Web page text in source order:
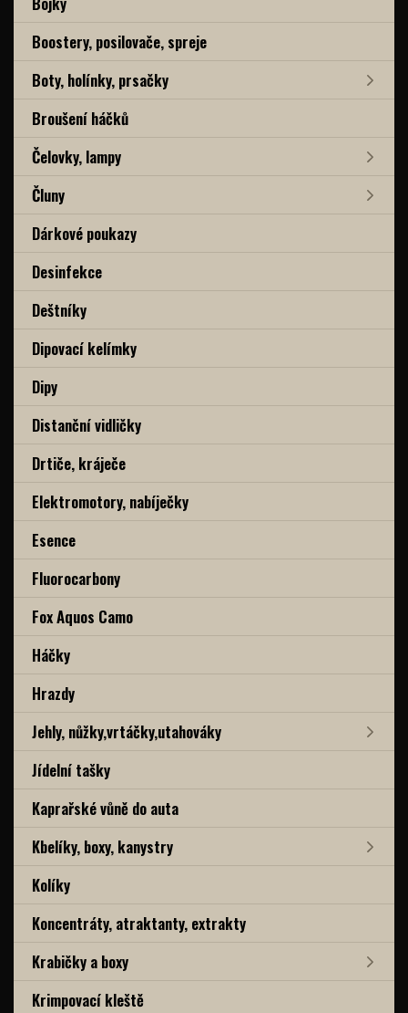
Boostery, posilovače, spreje
Boty, holínky, prsačky
Broušení háčků
Čelovky, lampy
Čluny
Dárkové poukazy
Desinfekce
Deštníky
Dipovací kelímky
Dipy
Distanční vidličky
Drtiče, kráječe
Elektromotory, nabíječky
Esence
Fluorocarbony
Fox Aquos Camo
Háčky
Hrazdy
Jehly, nůžky,vrtáčky,utahováky
Jídelní tašky
Kaprařské vůně do auta
Kbelíky, boxy, kanystry
Kolíky
Koncentráty, atraktanty, extrakty
Krabičky a boxy
Krimpovací kleště